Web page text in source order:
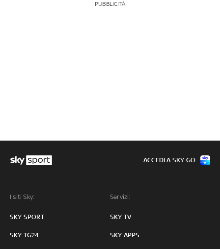
PUBBLICITÀ
I siti Sky:
SKY SPORT
SKY TG24
Servizi:
SKY TV
SKY APPS
ACCEDI A SKY GO